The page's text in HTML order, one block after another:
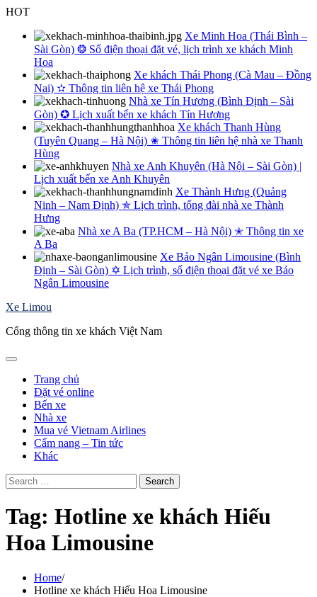
Skip
content
HOT
Xe Minh Hoa (Thái Bình –
Sài Gòn) ❂ Số điện thoại đặt vé, lịch trình xe khách Minh
Hoa
Xe khách Thái Phong (Cà Mau – Đồng
Nai) ✫ Thông tin liên hệ xe Thái Phong
Nhà xe Tín Hương (Bình Định – Sài
Gòn) ✪ Lịch xuất bến xe khách Tín Hương
Xe khách Thanh Hùng
(Tuyên Quang – Hà Nội) ✬ Thông tin liên hệ nhà xe Thanh
Hùng
Nhà xe Anh Khuyên (Hà Nội – Sài Gòn) |
Lịch xuất bến xe Anh Khuyên
Xe Thành Hưng (Quảng
Ninh – Nam Định) ✯ Lịch trình, tổng đài nhà xe Thành
Hưng
Nhà xe A Ba (TP.HCM – Hà Nội) ✭ Thông tin xe
A Ba
Xe Bảo Ngân Limousine (Bình
Định – Sài Gòn) ✡ Lịch trình, số điện thoại đặt vé xe Bảo
Ngân Limousine
Xe Limou
Cổng thông tin xe khách Việt Nam
Trang chủ
Đặt vé online
Bến xe
Nhà xe
Mua vé Vietnam Airlines
Cẩm nang – Tin tức
Khác
Search
for:
Tag: Hotline xe khách Hiếu
Hoa Limousine
Home
Hotline xe khách Hiếu Hoa Limousine